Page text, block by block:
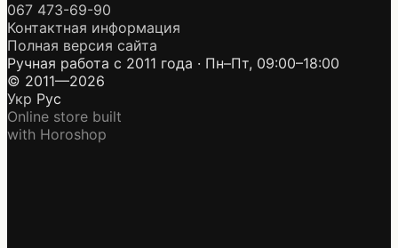
067 473-69-90
Контактная информация
Полная версия сайта
Ручная работа с 2011 года · Пн–Пт, 09:00–18:00
© 2011—2026
Укр Рус
Online store built
with Horoshop